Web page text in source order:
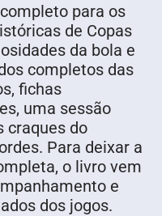
para os
de Copas
da bola e
completos das
fichas
uma sessão
craques do
Para deixar a
o livro vem
e
dos jogos.